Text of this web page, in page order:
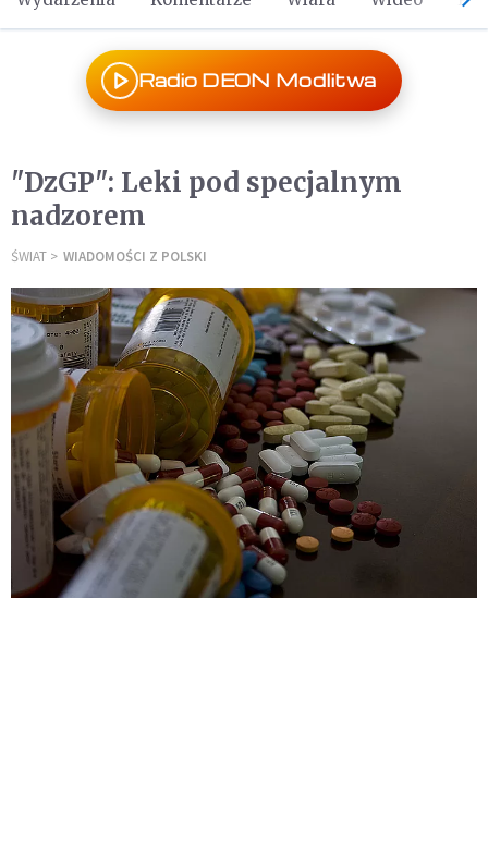
Radio DEON Modlitwa
"DzGP": Leki pod specjalnym
nadzorem
ŚWIAT WIADOMOŚCI Z POLSKI